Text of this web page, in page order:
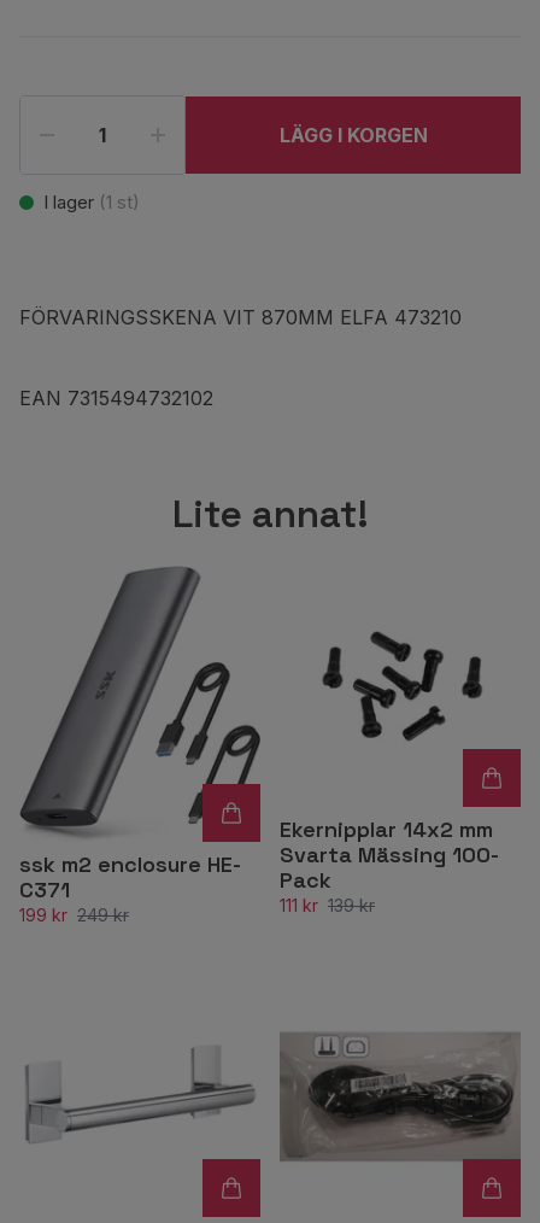
LÄGG I KORGEN
I lager (1 st)
FÖRVARINGSSKENA VIT 870MM ELFA 473210
EAN 7315494732102
Lite annat!
ssk m2 enclosure HE-
C371
199 kr 249 kr
Ekernipplar 14x2 mm
Svarta Mässing 100-
Pack
111 kr 139 kr